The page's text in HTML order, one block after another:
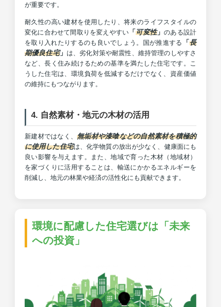
が重要です。
耐久性の高い建材を使用したり、将来のライフスタイルの
変化に合わせて間取りを変えやすい 「可変性」のある設計
を取り入れたりするのも良いでしょう。国が推進する
「長
期優良住宅」 は、劣化対策や耐震性、維持管理のしやすさ
など、長く住み続けるための基準を満たした住宅です。こ
うした住宅は、環境負荷を低減するだけでなく、資産価値
の維持にもつながります。
4. 自然素材・地元の木材の活用
新建材ではなく、 無垢材や漆喰などの自然素材を積極的
に使用した住宅は、化学物質の放出が少なく、健康面にも
良い影響を与えます。また、地域で育った木材（地域材）
を家づくりに活用することは、輸送にかかるエネルギーを
削減し、地元の林業や経済の活性化にも貢献できます。
環境に配慮した住宅選びは「未来
への投資」